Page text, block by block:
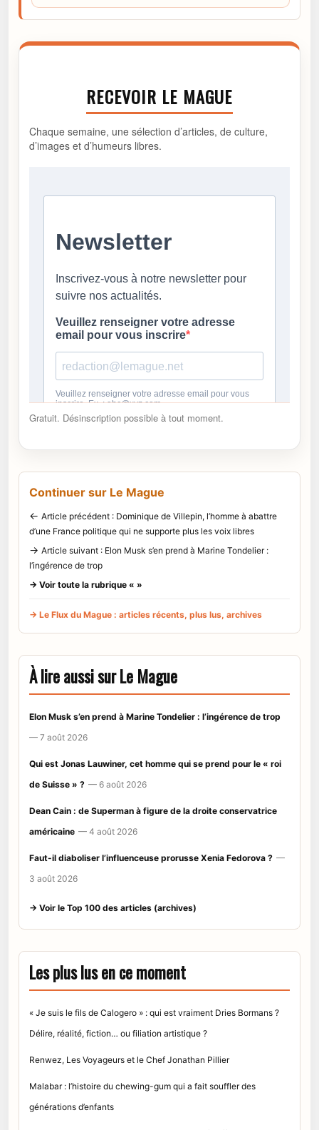
RECEVOIR LE MAGUE
Chaque semaine, une sélection d’articles, de culture,
d’images et d’humeurs libres.
Gratuit. Désinscription possible à tout moment.
Continuer sur Le Mague
← Article précédent : Dominique de Villepin, l’homme à abattre
d’une France politique qui ne supporte plus les voix libres
→ Article suivant : Elon Musk s’en prend à Marine Tondelier :
l’ingérence de trop
→ Voir toute la rubrique « »
→ Le Flux du Mague : articles récents, plus lus, archives
À lire aussi sur Le Mague
Elon Musk s’en prend à Marine Tondelier : l’ingérence de trop
— 7 août 2026
Qui est Jonas Lauwiner, cet homme qui se prend pour le « roi
de Suisse » ? — 6 août 2026
Dean Cain : de Superman à figure de la droite conservatrice
américaine — 4 août 2026
Faut-il diaboliser l’influenceuse prorusse Xenia Fedorova ? —
3 août 2026
→ Voir le Top 100 des articles (archives)
Les plus lus en ce moment
« Je suis le fils de Calogero » : qui est vraiment Dries Bormans ?
Délire, réalité, fiction… ou filiation artistique ?
Renwez, Les Voyageurs et le Chef Jonathan Pillier
Malabar : l’histoire du chewing-gum qui a fait souffler des
générations d’enfants